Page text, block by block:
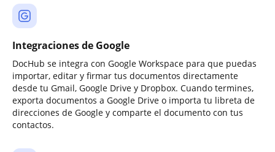
Integraciones de Google
DocHub se integra con Google Workspace para que puedas
importar, editar y firmar tus documentos directamente
desde tu Gmail, Google Drive y Dropbox. Cuando termines,
exporta documentos a Google Drive o importa tu libreta de
direcciones de Google y comparte el documento con tus
contactos.